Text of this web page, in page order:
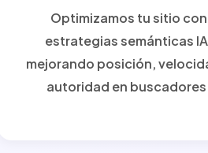
Optimizamos tu sitio con
estrategias semánticas
mejorando posición,
autoridad en